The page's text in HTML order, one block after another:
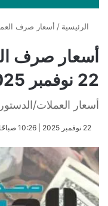
الرئيسية / أسعار صرف
أسعار صرف
22 نوفمبر 2025 في عدن وصنعاء
أسعار العملات/الدستور
​22 نوفمبر 2025 | 10:26 صباحًا